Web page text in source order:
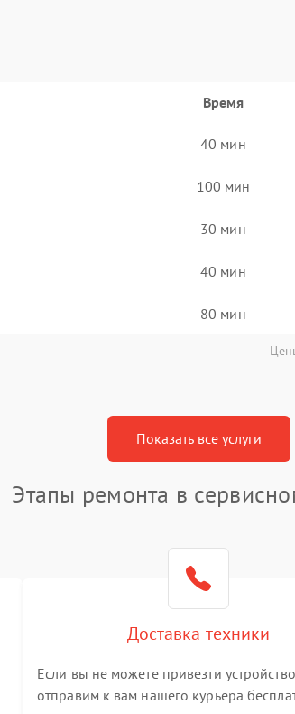
Время
40 мин
100 мин
30 мин
40 мин
80 мин
Показать все услуги
Этапы ремонта в
Доставка техники
Если вы не можете привезти
отправим к вам нашего курьера